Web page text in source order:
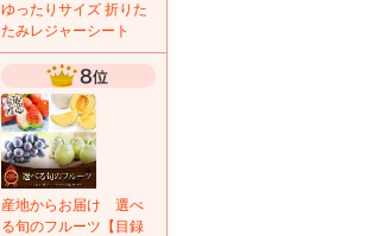
ゆったりサイズ 折りた
たみレジャーシート
産地からお届け 選べ
る旬のフルーツ【目録